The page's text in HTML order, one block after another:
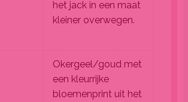
het jack in een maat
kleiner overwegen.
Okergeel/goud met
een kleurrijke
bloemenprint uit het